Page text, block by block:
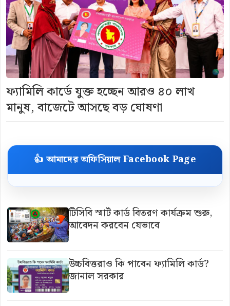
ফ্যামিলি কার্ডে যুক্ত হচ্ছেন আরও ৪০ লাখ
মানুষ, বাজেটে আসছে বড় ঘোষণা
👍 আমাদের অফিসিয়াল Facebook Page
টিসিবি স্মার্ট কার্ড বিতরণ কার্যক্রম শুরু,
আবেদন করবেন যেভাবে
উচ্চবিত্তরাও কি পাবেন ফ্যামিলি কার্ড?
জানাল সরকার